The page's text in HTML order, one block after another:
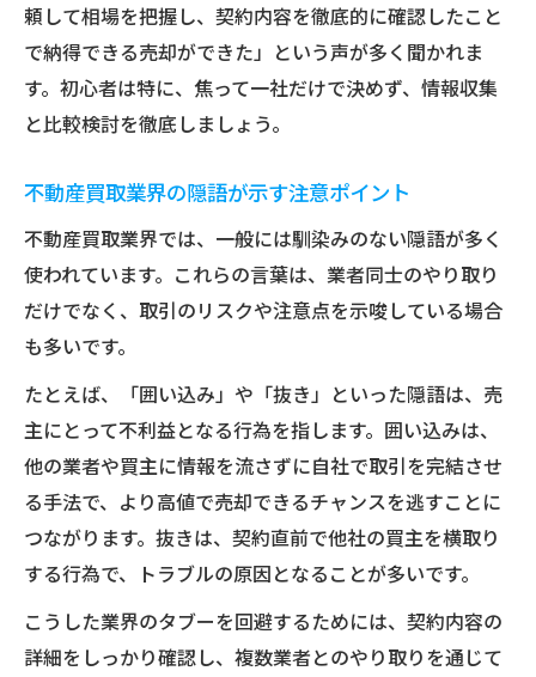
頼して相場を把握し、契約内容を徹底的に確認したこと
で納得できる売却ができた」という声が多く聞かれま
す。初心者は特に、焦って一社だけで決めず、情報収集
と比較検討を徹底しましょう。
不動産買取業界の隠語が示す注意ポイント
不動産買取業界では、一般には馴染みのない隠語が多く
使われています。これらの言葉は、業者同士のやり取り
だけでなく、取引のリスクや注意点を示唆している場合
も多いです。
たとえば、「囲い込み」や「抜き」といった隠語は、売
主にとって不利益となる行為を指します。囲い込みは、
他の業者や買主に情報を流さずに自社で取引を完結させ
る手法で、より高値で売却できるチャンスを逃すことに
つながります。抜きは、契約直前で他社の買主を横取り
する行為で、トラブルの原因となることが多いです。
こうした業界のタブーを回避するためには、契約内容の
詳細をしっかり確認し、複数業者とのやり取りを通じて